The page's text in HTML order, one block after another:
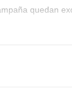
quedan